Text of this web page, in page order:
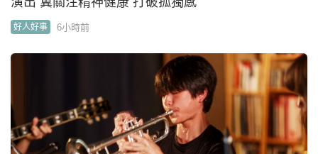
好人好事 6小時前